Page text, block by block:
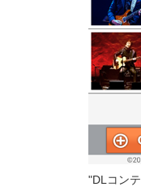
"DLコン